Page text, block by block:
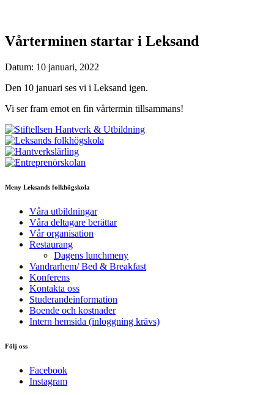
Vårterminen startar i Leksand
Datum: 10 januari, 2022
Den 10 januari ses vi i Leksand igen.
Vi ser fram emot en fin vårtermin tillsammans!
Meny Leksands folkhögskola
Våra utbildningar
Våra deltagare berättar
Vår organisation
Restaurang
Dagens lunchmeny
Vandrarhem/ Bed & Breakfast
Konferens
Kontakta oss
Studerandeinformation
Boende och kostnader
Intern hemsida (inloggning krävs)
Följ oss
Facebook
Instagram